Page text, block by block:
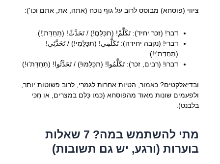
ציווי (פוסחא) מבוסס לרוב על גוף נוכח (אתה, את, אתם וכו'):
דבר! (זכר יחיד): تَكَلَّمْ! (תכַּלַּםְ!) / تَحَدَّثْ! (תַחַדַּת'ְ!)
דברי! (נקבה יחידה): تَكَلَّمِي! (תכַּלַּמִי!) / تَحَدَّثِي!
(תַחַדַּת'ִי!)
דברו! (רבים, זכר): تَكَلَّمُوا! (תכַּלַּמוּ!) / تَحَدَّثُوا! (תַחַדַּת'וּ!)
ובדיאלקטים? כאמור, הטיות אחרות לגמרי, לרוב פשוטות יותר,
ולפעמים שונות מאוד מהפוסחא (כמו כַּלִּם במצרים, או חְכּי
בלבנט).
מתי להשתמש במה? 7 שאלות
בוערות (ורגע, יש גם תשובות)